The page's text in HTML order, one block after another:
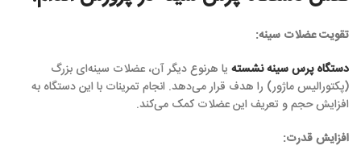
تقویت عضلات سینه:
دستگاه پرس سینه نشسته یا هرنوع دیگر آن، عضلات سینه‌ای بزرگ
(پکتورالیس ماژور) را هدف قرار می‌دهد. انجام تمرینات با این دستگاه به
افزایش حجم و تعریف این عضلات کمک می‌کند.
افزایش قدرت: